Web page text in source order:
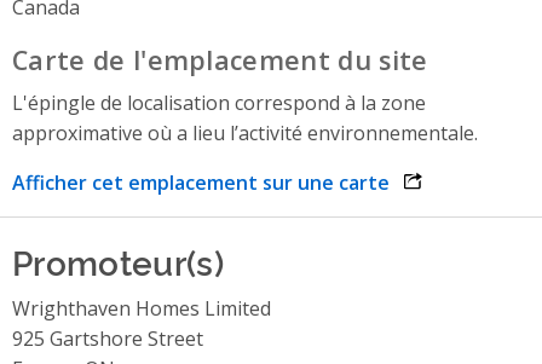
Canada
Carte de l'emplacement du site
L'épingle de localisation correspond à la zone
approximative où a lieu l’activité environnementale.
Afficher cet emplacement sur une carte opens link in
Promoteur(s)
Wrighthaven Homes Limited
925 Gartshore Street